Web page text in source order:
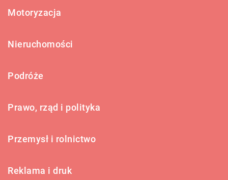
Motoryzacja
Nieruchomości
Podróże
Prawo, rząd i polityka
Przemysł i rolnictwo
Reklama i druk